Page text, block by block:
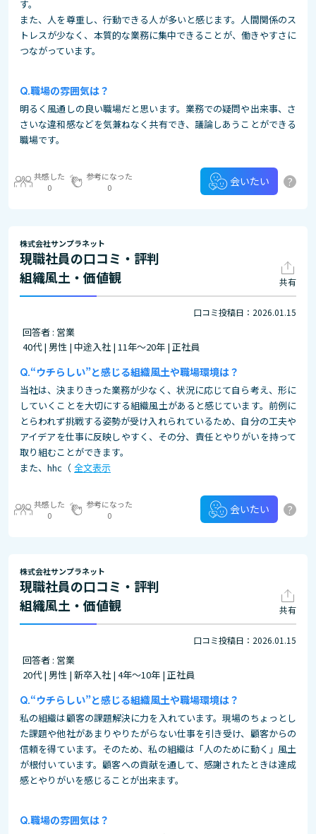
す。
また、人を尊重し、行動できる人が多いと感じます。人間関係のス
トレスが少なく、本質的な業務に集中できることが、働きやすさに
つながっています。
職場の雰囲気は？
明るく風通しの良い職場だと思います。業務での疑問や出来事、さ
さいな違和感などを気兼ねなく共有でき、議論しあうことができる
職場です。
共感した
0
参考になった
0
会いたい ?
株式会社サンプラネット
現職社員の口コミ・評判
組織風土・価値観
共有
口コミ投稿日：2026.01.15
回答者 : 営業
40代 | 男性 | 中途入社 | 11年～20年 | 正社員
“ウチらしい”と感じる組織風土や職場環境は？
当社は、決まりきった業務が少なく、状況に応じて自ら考え、形に
していくことを大切にする組織風土があると感じています。前例に
とらわれず挑戦する姿勢が受け入れられているため、自分の工夫や
アイデアを仕事に反映しやすく、その分、責任とやりがいを持って
取り組むことができます。
また、hhc（ 全文表示
共感した
0
参考になった
0
会いたい ?
株式会社サンプラネット
現職社員の口コミ・評判
組織風土・価値観
共有
口コミ投稿日：2026.01.15
回答者 : 営業
20代 | 男性 | 新卒入社 | 4年～10年 | 正社員
“ウチらしい”と感じる組織風土や職場環境は？
私の組織は顧客の課題解決に力を入れています。現場のちょっとし
た課題や他社があまりやりたがらない仕事を引き受け、顧客からの
信頼を得ています。そのため、私の組織は「人のために動く」風土
が根付いています。顧客への貢献を通して、感謝されたときは達成
感とやりがいを感じることが出来ます。
職場の雰囲気は？